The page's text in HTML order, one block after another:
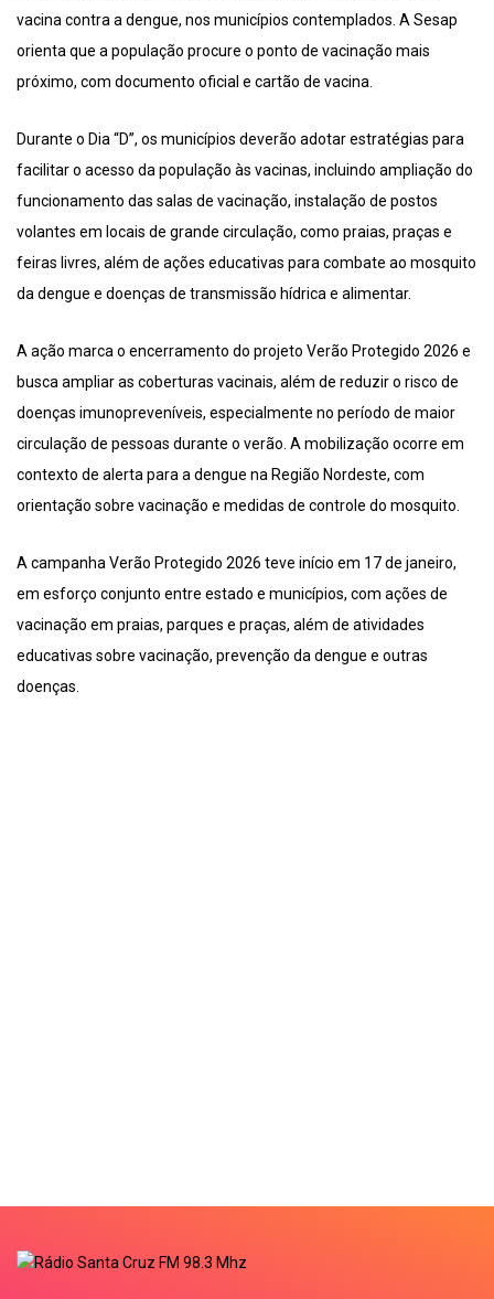
vacina contra a dengue, nos municípios contemplados. A Sesap
orienta que a população procure o ponto de vacinação mais
próximo, com documento oficial e cartão de vacina.
Durante o Dia “D”, os municípios deverão adotar estratégias para
facilitar o acesso da população às vacinas, incluindo ampliação do
funcionamento das salas de vacinação, instalação de postos
volantes em locais de grande circulação, como praias, praças e
feiras livres, além de ações educativas para combate ao mosquito
da dengue e doenças de transmissão hídrica e alimentar.
A ação marca o encerramento do projeto Verão Protegido 2026 e
busca ampliar as coberturas vacinais, além de reduzir o risco de
doenças imunopreveníveis, especialmente no período de maior
circulação de pessoas durante o verão. A mobilização ocorre em
contexto de alerta para a dengue na Região Nordeste, com
orientação sobre vacinação e medidas de controle do mosquito.
A campanha Verão Protegido 2026 teve início em 17 de janeiro,
em esforço conjunto entre estado e municípios, com ações de
vacinação em praias, parques e praças, além de atividades
educativas sobre vacinação, prevenção da dengue e outras
doenças.